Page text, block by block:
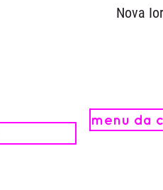
Nova
menu da